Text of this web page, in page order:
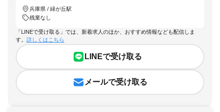
兵庫県 / 緑が丘駅
残業なし
「LINEで受け取る」では、新着求人のほか、おすすめ情報なども配信しま
す。 詳しくはこちら
LINEで受け取る
メールで受け取る